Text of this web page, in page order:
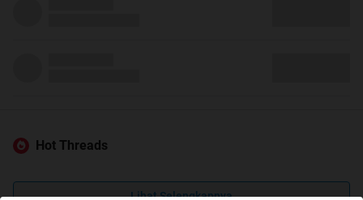
Hot Threads
Lihat Selengkapnya